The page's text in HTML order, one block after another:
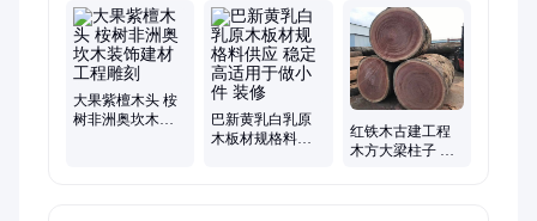
梨大板、烘干板、红柳桉、防腐材、防腐木、家具材、巴蒂木、
实木板材、原木板材、红樱桃木、刚果花梨、家具用料、凉亭立
柱、仿古门窗、户外地板、南美柚木、板材定做、红坚木板材、
马木料板材、黑胡桃板材
大果紫檀木头 桉
树非洲奥坎木装
巴新黄乳白乳原
木板材规格料供
红铁木古建工程
木方大梁柱子 密